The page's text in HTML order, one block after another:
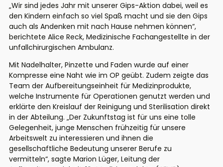
„Wir sind jedes Jahr mit unserer Gips-Aktion dabei, weil es
den Kindern einfach so viel Spaß macht und sie den Gips
auch als Andenken mit nach Hause nehmen können“,
berichtete Alice Reck, Medizinische Fachangestellte in der
unfallchirurgischen Ambulanz.
Mit Nadelhalter, Pinzette und Faden wurde auf einer
Kompresse eine Naht wie im OP geübt. Zudem zeigte das
Team der Aufbereitungseinheit für Medizinprodukte,
welche Instrumente für Operationen genutzt werden und
erklärte den Kreislauf der Reinigung und Sterilisation direkt
in der Abteilung. „Der Zukunftstag ist für uns eine tolle
Gelegenheit, junge Menschen frühzeitig für unsere
Arbeitswelt zu interessieren und ihnen die
gesellschaftliche Bedeutung unserer Berufe zu
vermitteln“, sagte Marion Lüger, Leitung der